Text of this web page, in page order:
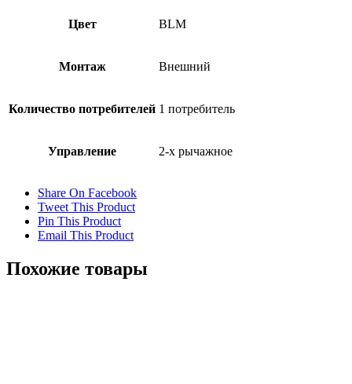
Цвет BLM
Монтаж Внешний
Количество потребителей 1 потребитель
Управление 2-х рычажное
Share On Facebook
Tweet This Product
Pin This Product
Email This Product
Похожие товары